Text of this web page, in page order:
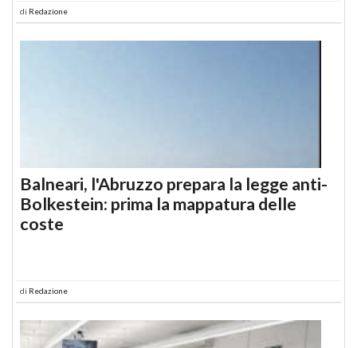
di Redazione
Balneari, l'Abruzzo prepara la legge anti-
Bolkestein: prima la mappatura delle
coste
di Redazione